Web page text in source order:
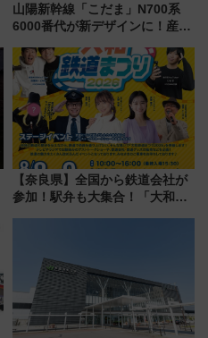
山陽新幹線「こだま」N700系
6000番代が新デザインに！産学
用は今冬から
【奈良県】全国から鉄道会社が
参加！駅弁も大集合！「大和鉄